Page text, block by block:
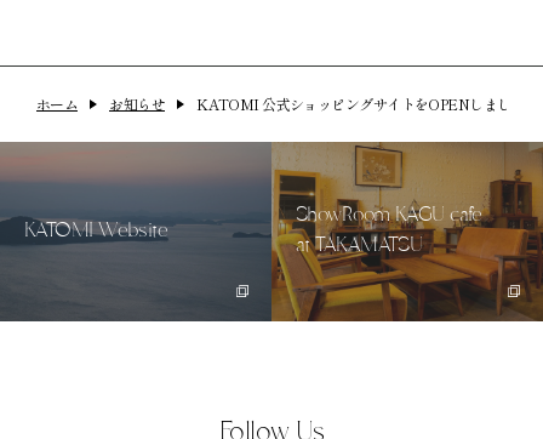
セール
カート
ホーム お知らせ KATOMI 公式ショッピングサイトをOPENしました！
KATOMI Website
ShowRoom KAGU cafe
at TAKAMATSU
Follow Us